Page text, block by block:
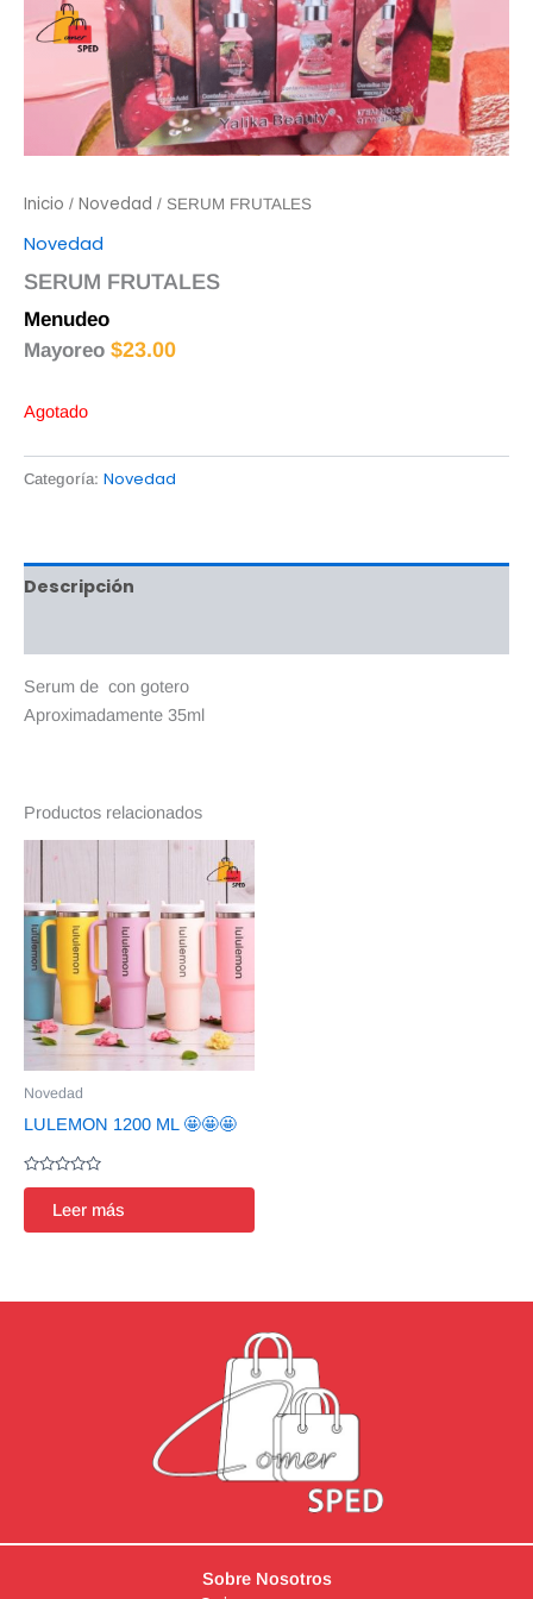
Inicio / Novedad / SERUM FRUTALES
Novedad
SERUM FRUTALES
Menudeo
Mayoreo $23.00
Agotado
Categoría: Novedad
Descripción
Serum de con gotero
Aproximadamente 35ml
Productos relacionados
Novedad
LULEMON 1200 ML 🤩🤩🤩
Valorado
de
Leer más
Sobre Nosotros